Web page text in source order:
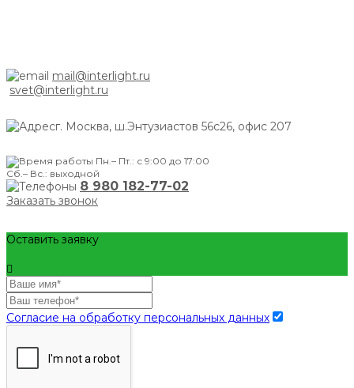
mail@interlight.ru
svet@interlight.ru
г. Москва, ш.Энтузиастов 56с26, офис 207
Пн.– Пт.: с 9:00 до 17:00
Сб.– Вс.: выходной
8 980 182-77-02
Заказать звонок
Оставить заявку
Согласие на обработку персональных данных